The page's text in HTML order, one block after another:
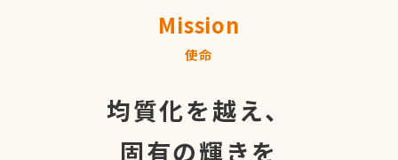
Mission
使命
均質化を越え、
固有の輝きを